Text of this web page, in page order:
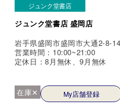
ジュンク堂書店
ジュンク堂書店 盛岡店
岩手県盛岡市盛岡市大通2-8-
営業時間：10:00~21:00
定休日：8月無休、9月無休
在庫✕ My店舗登録